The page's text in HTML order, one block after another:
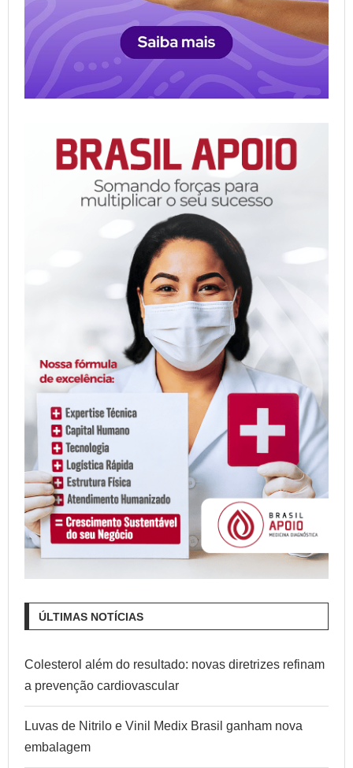
ÚLTIMAS NOTÍCIAS
Colesterol além do resultado: novas diretrizes refinam
a prevenção cardiovascular
Luvas de Nitrilo e Vinil Medix Brasil ganham nova
embalagem